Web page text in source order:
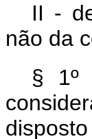
II -
não da
§ 1º